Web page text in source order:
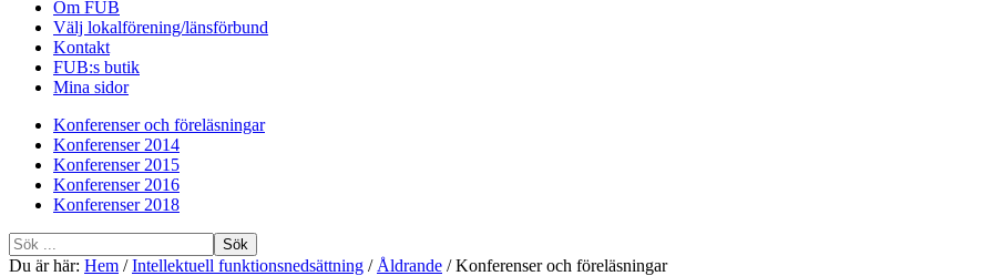
Om FUB
Välj lokalförening/länsförbund
Kontakt
FUB:s butik
Mina sidor
Konferenser och föreläsningar
Konferenser 2014
Konferenser 2015
Konferenser 2016
Konferenser 2018
Sök
efter
Du är här: Hem /Intellektuell funktionsnedsättning / Åldrande /Konferenser och föreläsningar